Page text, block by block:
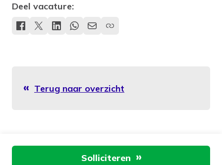
Deel vacature:
Terug naar overzicht
Aan de slagSolliciteren